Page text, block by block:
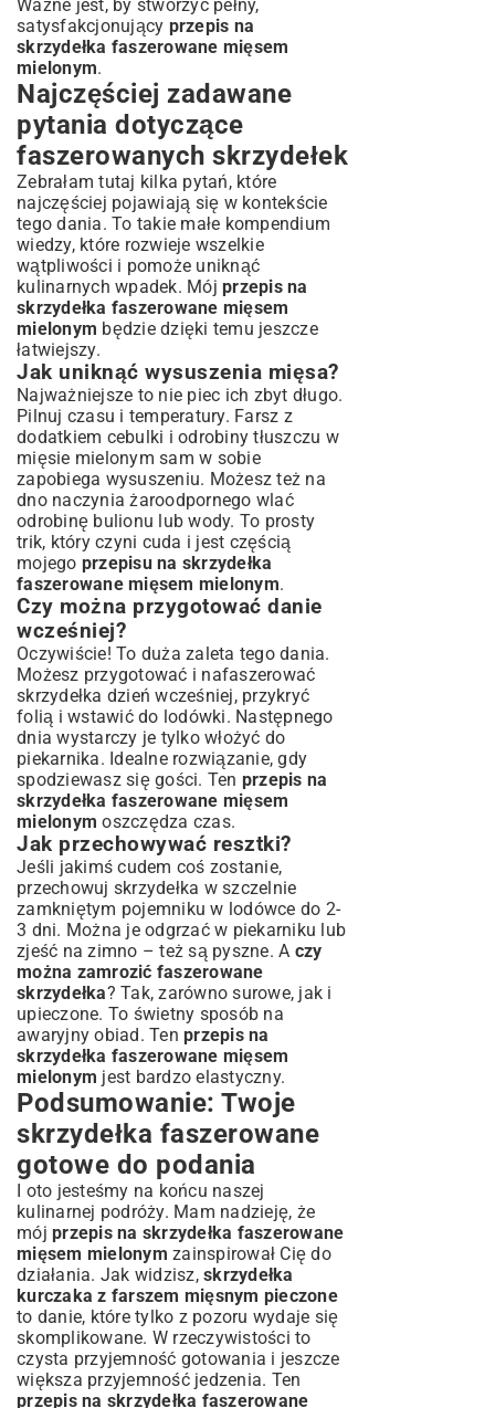
Ważne jest, by stworzyć pełny,
satysfakcjonujący przepis na
skrzydełka faszerowane mięsem
mielonym.
Najczęściej zadawane
pytania dotyczące
faszerowanych skrzydełek
Zebrałam tutaj kilka pytań, które
najczęściej pojawiają się w kontekście
tego dania. To takie małe kompendium
wiedzy, które rozwieje wszelkie
wątpliwości i pomoże uniknąć
kulinarnych wpadek. Mój przepis na
skrzydełka faszerowane mięsem
mielonym będzie dzięki temu jeszcze
łatwiejszy.
Jak uniknąć wysuszenia mięsa?
Najważniejsze to nie piec ich zbyt długo.
Pilnuj czasu i temperatury. Farsz z
dodatkiem cebulki i odrobiny tłuszczu w
mięsie mielonym sam w sobie
zapobiega wysuszeniu. Możesz też na
dno naczynia żaroodpornego wlać
odrobinę bulionu lub wody. To prosty
trik, który czyni cuda i jest częścią
mojego przepisu na skrzydełka
faszerowane mięsem mielonym.
Czy można przygotować danie
wcześniej?
Oczywiście! To duża zaleta tego dania.
Możesz przygotować i nafaszerować
skrzydełka dzień wcześniej, przykryć
folią i wstawić do lodówki. Następnego
dnia wystarczy je tylko włożyć do
piekarnika. Idealne rozwiązanie, gdy
spodziewasz się gości. Ten przepis na
skrzydełka faszerowane mięsem
mielonym oszczędza czas.
Jak przechowywać resztki?
Jeśli jakimś cudem coś zostanie,
przechowuj skrzydełka w szczelnie
zamkniętym pojemniku w lodówce do 2-
3 dni. Można je odgrzać w piekarniku lub
zjeść na zimno – też są pyszne. A czy
można zamrozić faszerowane
skrzydełka? Tak, zarówno surowe, jak i
upieczone. To świetny sposób na
awaryjny obiad. Ten przepis na
skrzydełka faszerowane mięsem
mielonym jest bardzo elastyczny.
Podsumowanie: Twoje
skrzydełka faszerowane
gotowe do podania
I oto jesteśmy na końcu naszej
kulinarnej podróży. Mam nadzieję, że
mój przepis na skrzydełka faszerowane
mięsem mielonym zainspirował Cię do
działania. Jak widzisz, skrzydełka
kurczaka z farszem mięsnym pieczone
to danie, które tylko z pozoru wydaje się
skomplikowane. W rzeczywistości to
czysta przyjemność gotowania i jeszcze
większa przyjemność jedzenia. Ten
przepis na skrzydełka faszerowane